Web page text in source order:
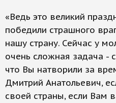
«Ведь это великий
победили страшного
нашу страну. Сейчас у
очень сложная задача -
что Вы натворили за
Дмитрий Анатольевич,
своей страны, если Вам